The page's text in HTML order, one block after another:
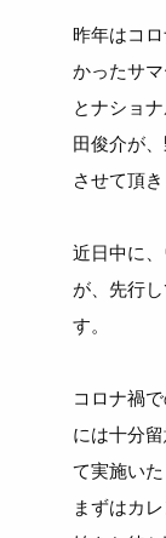
昨年はコ
かったサ
とナショ
田俊介が
させて頂き
近日中に
が、先行
す。
コロナ禍
には十分
て実施いた
まずはカ